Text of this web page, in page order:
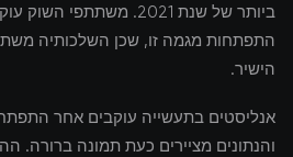
ביותר של שנת 2021. משתתפי
התפתחות מגמה זו, שכן השלכותיה
הישיר.
אנליסטים בתעשייה עוקבים אחר
והנתונים מציירים כעת תמונה ברורה.